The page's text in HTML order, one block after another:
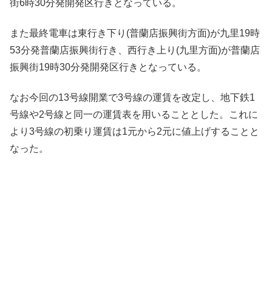
街6時30分発開発区行きとなっている。
また最終電車は東行き下り(普蘭店振興街方面)が九里19時
53分発普蘭店振興街行き、西行き上り(九里方面)が普蘭店
振興街19時30分発開発区行きとなっている。
なお今回の13号線開業で3号線の運賃を改定し、地下鉄1
号線や2号線と同一の運賃表を用いることとした。これに
より3号線の初乗り運賃は1元から2元に値上げすることと
なった。